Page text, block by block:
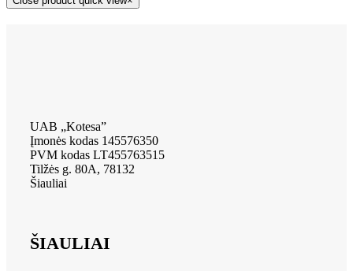
UAB „Kotesa”
Įmonės kodas 145576350
PVM kodas LT455763515
Tilžės g. 80A, 78132
Šiauliai
ŠIAULIAI